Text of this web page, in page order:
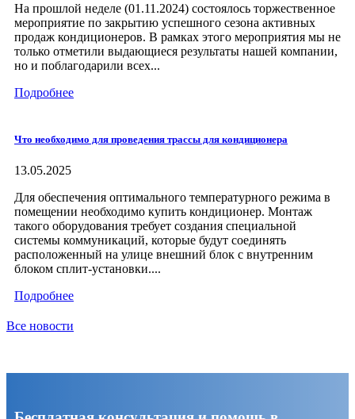
На прошлой неделе (01.11.2024) состоялось торжественное
мероприятие по закрытию успешного сезона активных
продаж кондиционеров. В рамках этого мероприятия мы не
только отметили выдающиеся результаты нашей компании,
но и поблагодарили всех...
Подробнее
Что необходимо для проведения трассы для кондиционера
13.05.2025
Для обеспечения оптимального температурного режима в
помещении необходимо купить кондиционер. Монтаж
такого оборудования требует создания специальной
системы коммуникаций, которые будут соединять
расположенный на улице внешний блок с внутренним
блоком сплит-установки....
Подробнее
Все новости